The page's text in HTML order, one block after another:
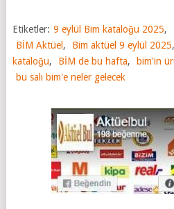
Etiketler: 9 eylül Bim kataloğu 2025,
BİM Aktüel , Bim aktüel 9 eylül 2025,
kataloğu, BİM de bu hafta, bim'in
bu salı bim'e neler gelecek